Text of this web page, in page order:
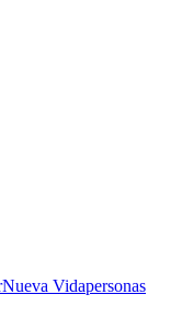
Nueva Vidapersonas